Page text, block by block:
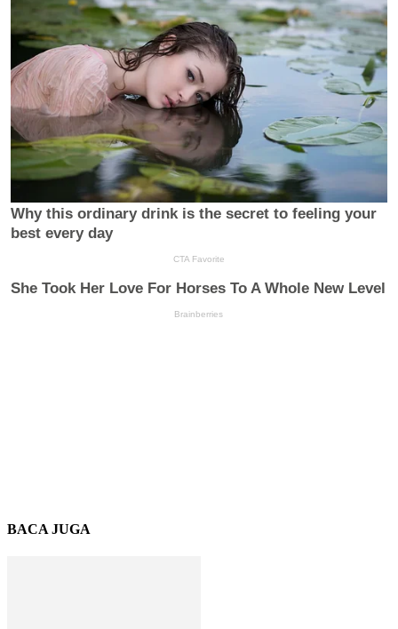
BACA JUGA